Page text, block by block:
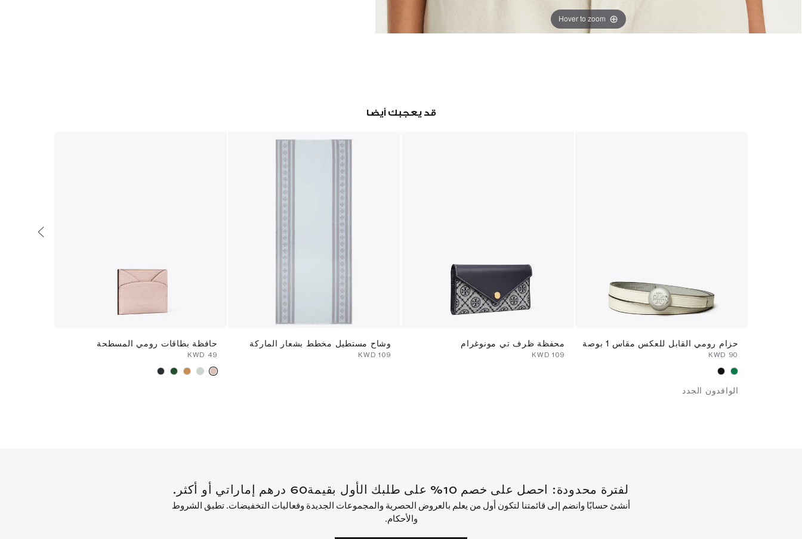
Hover to zoom
قد يعجبك أيضا
حزام رومي القابل للعكس مقاس 1 بوصة
الوافدون الجدد
محفظة ظرف تي مونوغرام وشاح مستطيل مخطط بشعار الماركة حافظة بطاقات رومي المسطحة
لفترة محدودة: احصل على خصم 10% على طلبك الأول بقيمة60 درهم إماراتي أو أكثر.
أنشئ حسابًا وانضم إلى قائمتنا لتكون أول من يعلم بالعروض الحصرية والمجموعات الجديدة وفعاليات التخفيضات. تطبق الشروط
والأحكام.